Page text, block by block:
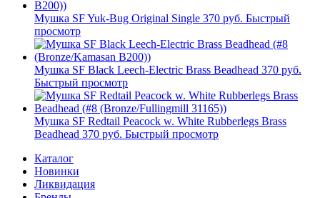
Мушка SF Yuk-Bug Original Single 370 руб. Быстрый
просмотр
Мушка SF Black Leech-Electric Brass Beadhead 370 руб.
Быстрый просмотр
Мушка SF Redtail Peacock w. White Rubberlegs Brass
Beadhead 370 руб. Быстрый просмотр
Каталог
Новинки
Ликвидация